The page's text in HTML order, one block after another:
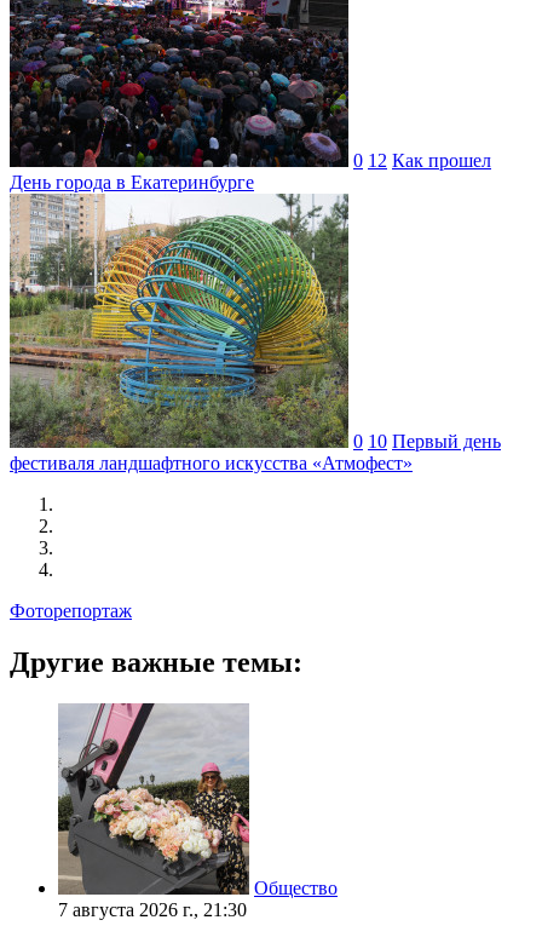
0 12 Как прошел
День города в Екатеринбурге
0 10 Первый день
фестиваля ландшафтного искусства «Атмофест»
Фоторепортаж
Другие важные темы:
Общество
7 августа 2026 г., 21:30